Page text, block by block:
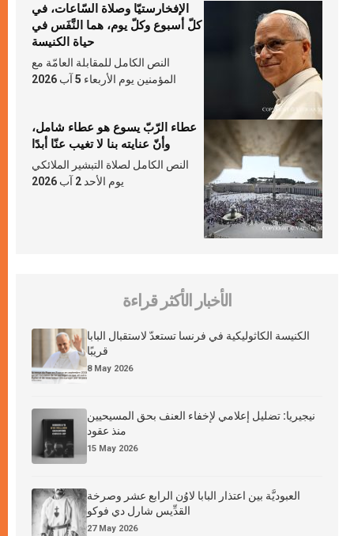
الإفخارستيّا وصلاة السّاعات، في
كلّ أسبوع وكلّ يوم، هما النَّفَس في
حياة الكنيسة
النص الكامل للمقابلة العامّة مع
المؤمنين يوم الأربعاء 5 آب 2026
عطاء الرّبّ يسوع هو عطاء شامل،
وأنّ عنايته بنا لا تغيب عنّا أبدًا
النص الكامل لصلاة التبشير الملائكي
يوم الأحد 2 آب 2026
الأخبار الأكثر قراءة
الكنيسة الكاثوليكية في فرنسا تستعدّ لاستقبال البابا
قريبًا
8 May 2026
نيجيريا: تضليل إعلامي لإخفاء العنف بحق المسيحيين
منذ عقود
15 May 2026
العبوديَّة بين اعتذار البابا لاوُن الرابع عشر وصرخة
القدِّيس شارل دي فوكو
27 May 2026